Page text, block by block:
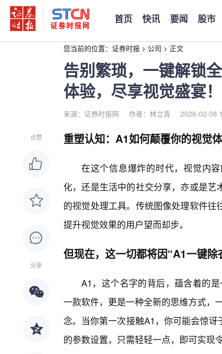
首页 快讯 要闻 股市
您当前的位置： 证券时报 > 公司 > 正文
告别繁琐，一键解锁
体验，尽享视觉盛宴！
来源：证券时报网 作者：林立青 2026-02-08
点赞
分享
重塑认知：A1如何颠覆你的视觉
在这个信息爆炸的时代，视觉内
化，还是生活中的社交分享，亦或是
的视觉处理工具。传统图像处理软件
提升视觉效果的用户望而却步。
但现在，这一切都将因“A1一键除
A1，这个名字的背后，蕴含着的
一款软件，更是一种全新的思维方式，
念。当你第一次接触A1，你可能会惊
的参数设置，只需轻轻一点，即可实现